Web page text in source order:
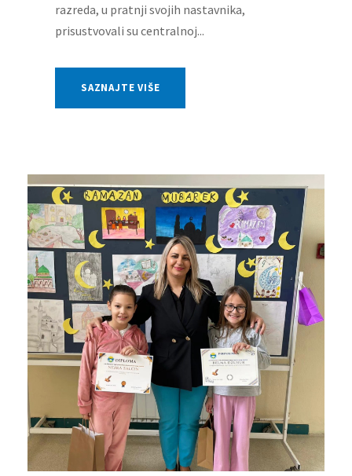
razreda, u pratnji svojih nastavnika,
prisustvovali su centralnoj...
SAZNAJTE VIŠE